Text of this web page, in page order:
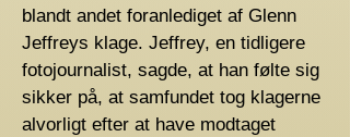
blandt andet foranlediget af Glenn
Jeffreys klage. Jeffrey, en tidligere
fotojournalist, sagde, at han følte sig
sikker på, at samfundet tog klagerne
alvorligt efter at have modtaget